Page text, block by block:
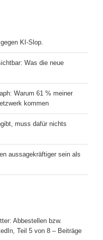
KI-Slop.
Was die neue
Warum 61 % meiner
kommen
muss dafür nichts
aussagekräftiger sein als
Abbestellen bzw.
Teil 5 von 8 – Beiträge